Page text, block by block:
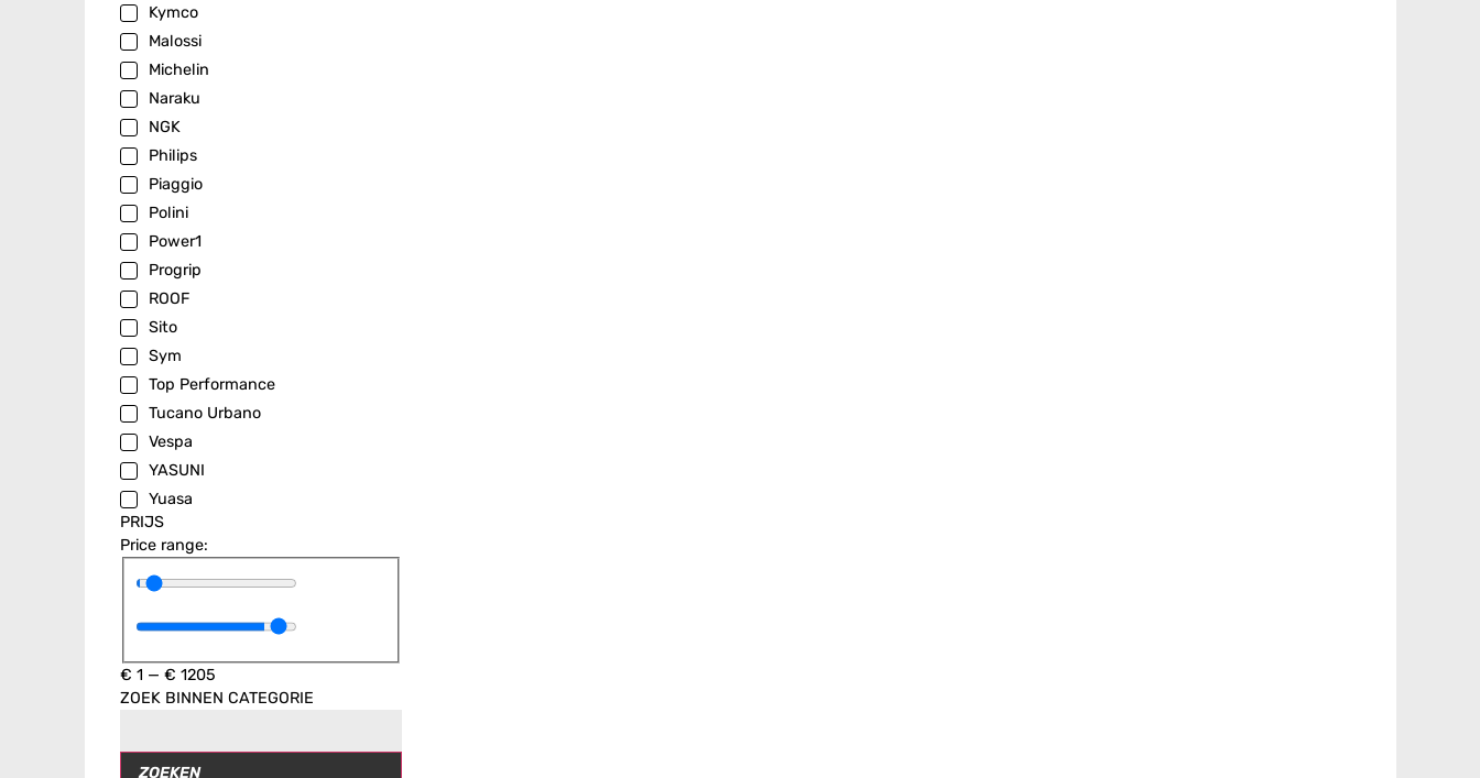
Kymco
Malossi
Michelin
Naraku
NGK
Philips
Piaggio
Polini
Power1
Progrip
ROOF
Sito
Sym
Top Performance
Tucano Urbano
Vespa
YASUNI
Yuasa
PRIJS
Price range:
€ 1 — € 1205
ZOEK BINNEN CATEGORIE
ZOEKEN